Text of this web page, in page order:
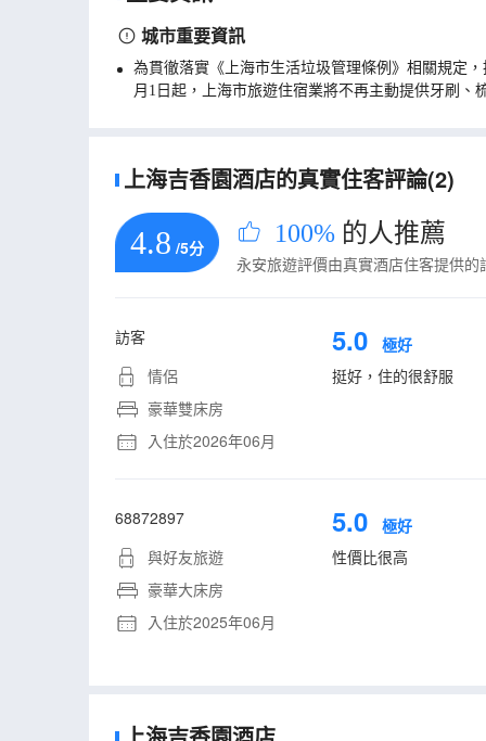
城市重要資訊
為貫徹落實《上海市生活垃圾管理條例》相關規定
月1日起，上海市旅遊住宿業將不再主動提供牙刷、
上海吉香園酒店的真實住客評論(2)
4.8 /5分 100% 的人推薦
永安旅遊評價由真實酒店住客提供的
訪客
情侶
豪華雙床房
入住於2026年06月
5.0 極好
挺好，住的很舒服
68872897
與好友旅遊
豪華大床房
入住於2025年06月
5.0 極好
性價比很高